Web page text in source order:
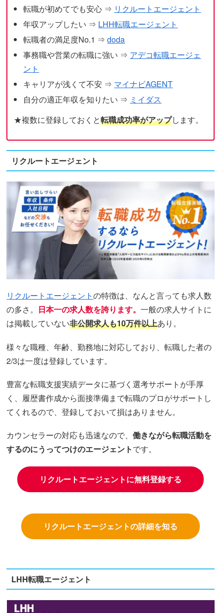
転職が初めてでも安心 ⇒ リクルートエージェント
年収アップしたい ⇒ LHH転職エージェント
転職者の満足度No.1 ⇒doda
事務職や営業の転職に強い ⇒ アデコ転職エージェ
ント
キャリアが浅くて不安 ⇒ マイナビAGENT
自分の適正年収を知りたい ⇒ ミイダス
★複数に登録しておくと転職成功率がアップします。
リクルートエージェント
リクルートエージェントの特徴は、なんと言っても求人数
の多さ。 日本一の求人数を誇ります。一般の求人サイトに
は掲載していない非公開求人も10万件以上あり。
様々な職種、年齢、勤務地に対応しており、転職した者の
2/3は一度は登録しています。
豊富な転職支援実績データに基づく選考サポートが手厚
く、履歴書作成から面接準備まで転職のプロがサポートし
てくれるので、登録しておいて損はありません。
カウンセラーの対応も迅速なので、働きながら転職活動を
するのにうってつけのエージェントです。
リクルートエージェントに無料登録する
リクルートエージェントの詳細を知る
LHH転職エージェント